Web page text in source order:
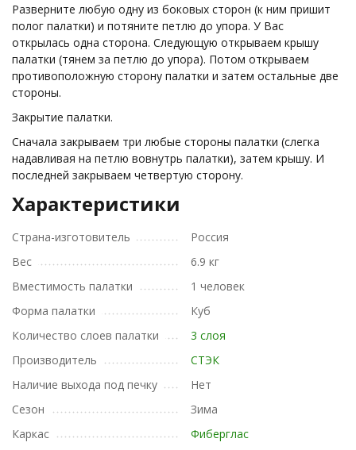
Разверните любую одну из боковых сторон (к ним пришит
полог палатки) и потяните петлю до упора. У Вас
открылась одна сторона. Следующую открываем крышу
палатки (тянем за петлю до упора). Потом открываем
противоположную сторону палатки и затем остальные две
стороны.
Закрытие палатки.
Сначала закрываем три любые стороны палатки (слегка
надавливая на петлю вовнутрь палатки), затем крышу. И
последней закрываем четвертую сторону.
Характеристики
Страна-изготовитель
Россия
Вес
6.9 кг
Вместимость палатки
1 человек
Форма палатки
Куб
Количество слоев палатки
3 слоя
Производитель
СТЭК
Наличие выхода под печку
Нет
Сезон
Зима
Каркас
Фиберглас